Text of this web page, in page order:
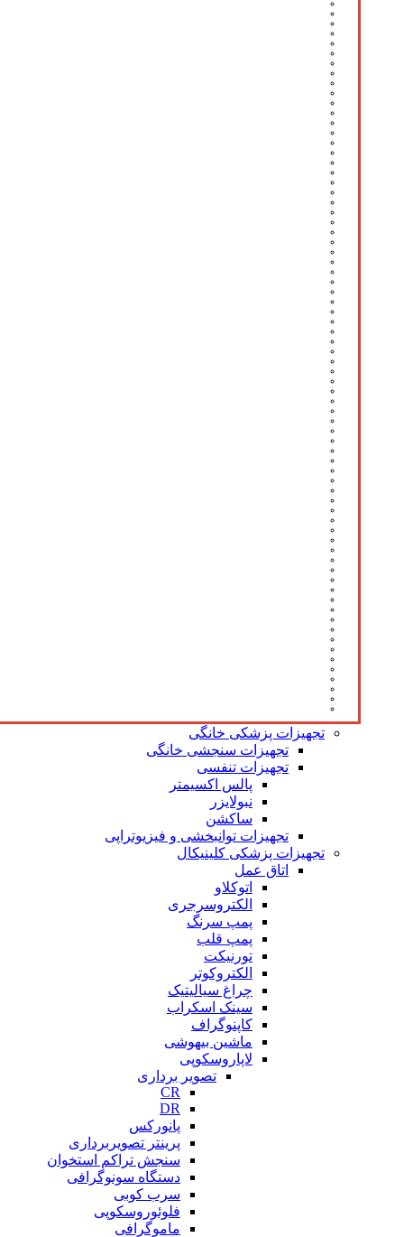
تجهیزات پزشکی خانگی
تجهیزات سنجشی خانگی
تجهیزات تنفسی
پالس اکسیمتر
نبولایزر
ساکشن
تجهیزات توانبخشی و فیزیوتراپی
تجهیزات پزشکی کلینیکال
اتاق عمل
اتوکلاو
الکتروسرجری
پمپ سرنگ
پمپ قلب
تورنیکت
الکتروکوتر
چراغ سیالیتیک
سینک اسکراب
کاپنوگراف
ماشین بیهوشی
لاپاروسکوپی
تصویر برداری
CR
DR
پانورکس
پرینتر تصویربرداری
سنجش تراکم استخوان
دستگاه سونوگرافی
سرب کوبی
فلوئوروسکوپی
ماموگرافی